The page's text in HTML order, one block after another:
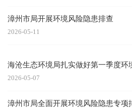
漳州市局开展环境风险隐患排查
2026-05-11
海沧生态环境局扎实做好第一季度环
2026-05-07
漳州市局全面开展环境风险隐患专项